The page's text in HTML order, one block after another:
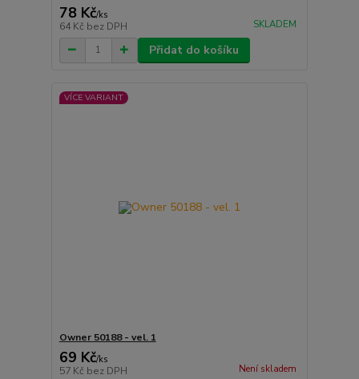
78 Kč/ks
64 Kč bez DPH SKLADEM
Přidat do košíku
VÍCE VARIANT
Owner 50188 - vel. 1
69 Kč/ks
57 Kč bez DPH Není skladem